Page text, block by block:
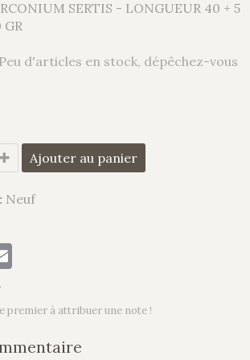
SERTIS - LONGUEUR 40 + 5
GR
Peu d'articles en stock, dépêchez-vous
Ajouter au panier
Neuf
premier à attribuer une note !